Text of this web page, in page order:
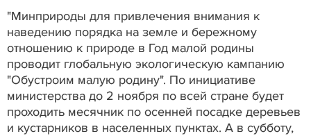
"Минприроды для привлечения внимания к
наведению порядка на земле и бережному
отношению к природе в Год малой родины
проводит глобальную экологическую кампанию
"Обустроим малую родину". По инициативе
министерства до 2 ноября по всей стране будет
проходить месячник по осенней посадке деревьев
и кустарников в населенных пунктах. А в субботу,